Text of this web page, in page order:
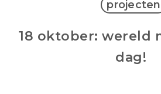
projecten
18 oktober: wereld
dag!